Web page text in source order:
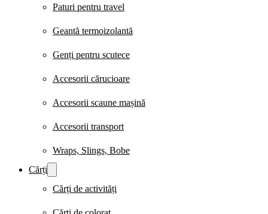
Paturi pentru travel
Geantă termoizolantă
Genți pentru scutece
Accesorii cărucioare
Accesorii scaune mașină
Accesorii transport
Wraps, Slings, Bobe
Cărți
Cărți de activități